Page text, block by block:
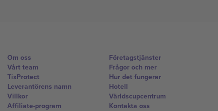
Om oss
Vårt team
TixProtect
Leverantörens namn
Villkor
Affiliate-program
Företagstjänster
Frågor och mer
Hur det fungerar
Hotell
Världscupcentrum
Kontakta oss